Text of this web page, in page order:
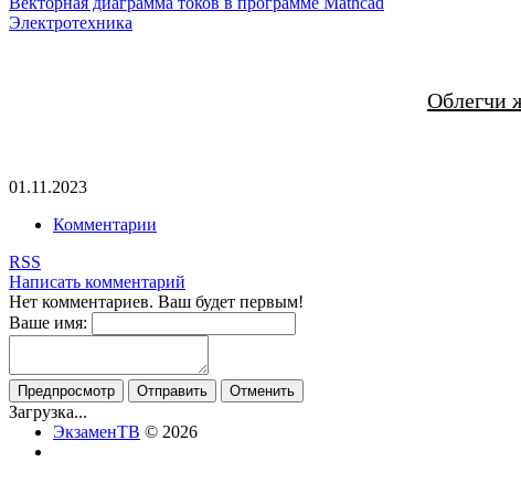
Электротехника
Облегчи
01.11.2023
Комментарии
RSS
Написать комментарий
Нет комментариев. Ваш будет первым!
Ваше имя:
Загрузка...
ЭкзаменТВ © 2026